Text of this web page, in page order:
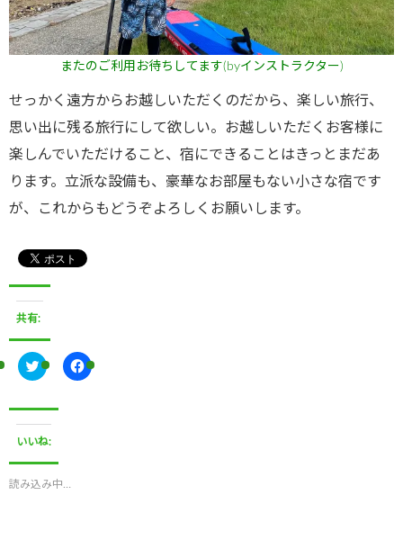
またのご利用お待ちしてます(byインストラクター)
せっかく遠方からお越しいただくのだから、楽しい旅行、
思い出に残る旅行にして欲しい。お越しいただくお客様に
楽しんでいただけること、宿にできることはきっとまだあ
ります。立派な設備も、豪華なお部屋もない小さな宿です
が、これからもどうぞよろしくお願いします。
共有:
ク
リ
し
て
T
w
t
t
e
F
a
いいね:
読み込み中…